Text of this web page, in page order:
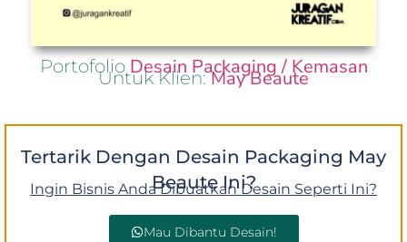
Portofolio Desain Packaging / Kemasan
Untuk Klien:May Beaute
Tertarik Dengan Desain Packaging May
Beaute Ini?
Ingin Bisnis Anda Dibuatkan Desain Seperti Ini?
Mau Dibantu Desain!